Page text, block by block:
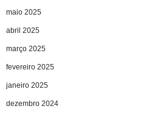
maio 2025
abril 2025
março 2025
fevereiro 2025
janeiro 2025
dezembro 2024